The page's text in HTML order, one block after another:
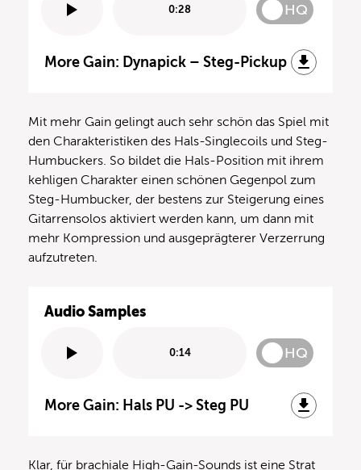
0:28 HQ
More Gain: Dynapick – Steg-Pickup
Mit mehr Gain gelingt auch sehr schön das Spiel mit
den Charakteristiken des Hals-Singlecoils und Steg-
Humbuckers. So bildet die Hals-Position mit ihrem
kehligen Charakter einen schönen Gegenpol zum
Steg-Humbucker, der bestens zur Steigerung eines
Gitarrensolos aktiviert werden kann, um dann mit
mehr Kompression und ausgeprägterer Verzerrung
aufzutreten.
Audio Samples
0:14 HQ
More Gain: Hals PU -> Steg PU
Klar, für brachiale High-Gain-Sounds ist eine Strat